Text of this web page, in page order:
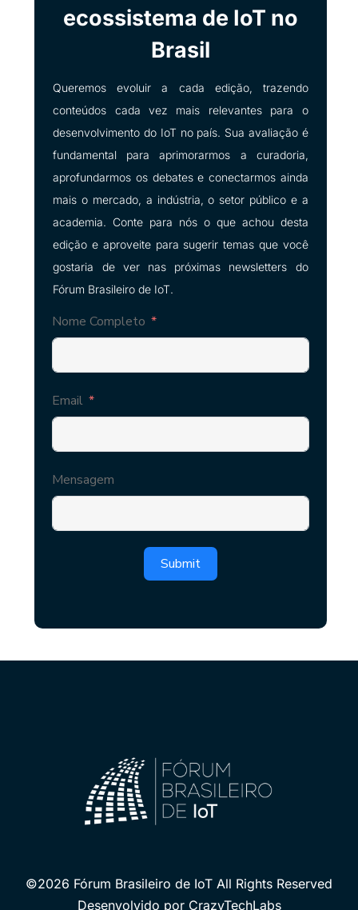
ecossistema de IoT no
Brasil
Queremos evoluir a cada edição, trazendo
conteúdos cada vez mais relevantes para o
desenvolvimento do IoT no país. Sua avaliação é
fundamental para aprimorarmos a curadoria,
aprofundarmos os debates e conectarmos ainda
mais o mercado, a indústria, o setor público e a
academia. Conte para nós o que achou desta
edição e aproveite para sugerir temas que você
gostaria de ver nas próximas newsletters do
Fórum Brasileiro de IoT.
Nome Completo
Email
Mensagem
Submit
©2026 Fórum Brasileiro de IoT All Rights Reserved
Desenvolvido por CrazyTechLabs